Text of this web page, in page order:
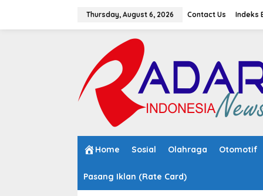
Thursday, August 6, 2026 Contact Us Indeks
Home Sosial Olahraga Otomotif
Pasang Iklan (Rate Card)